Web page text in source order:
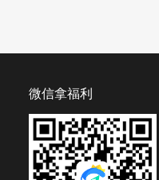
微信拿福利